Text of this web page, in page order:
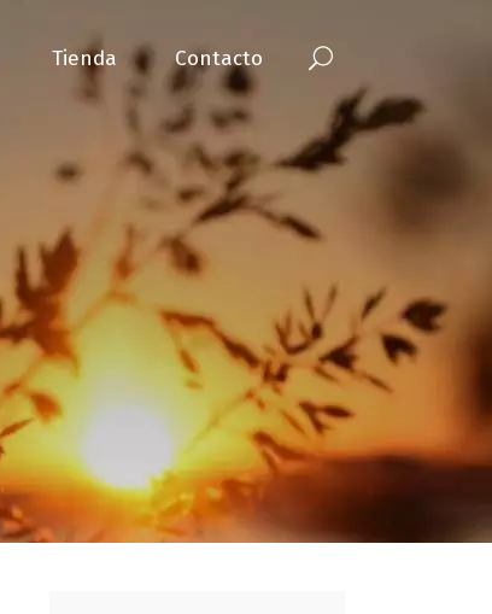
Tienda Contacto